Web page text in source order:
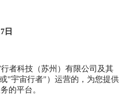
日
者科技（苏州）有限公司及其
"宇宙行者"）运营的，为您提供
的平台。